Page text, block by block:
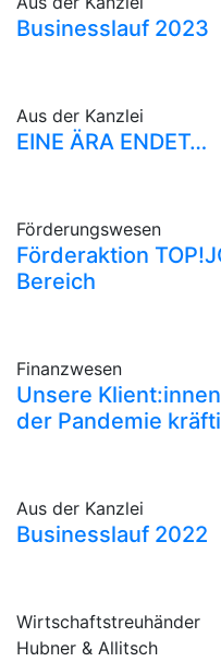
Businesslauf 2023
Aus der Kanzlei
EINE ÄRA ENDET…
Förderungswesen
Förderaktion
Bereich
Finanzwesen
Unsere
der Pandemie
Aus der Kanzlei
Businesslauf 2022
Wirtschaftstreuhänder
Hubner & Allitsch